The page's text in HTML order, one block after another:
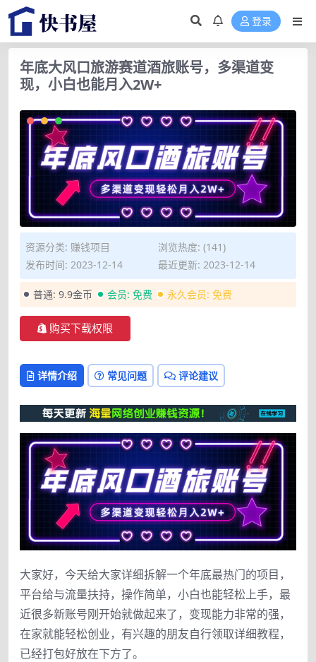
登录
年底大风口旅游赛道酒旅账号，多渠道变
现，小白也能月入2W+
资源分类: 赚钱项目
浏览热度: (141)
发布时间: 2023-12-14
最近更新: 2023-12-14
普通: 9.9金币 会员: 免费 永久会员: 免费
购买下载权限
详情介绍 常见问题 评论建议
大家好，今天给大家详细拆解一个年底最热门的项目，
平台给与流量扶持，操作简单，小白也能轻松上手，最
近很多新账号刚开始就做起来了，变现能力非常的强，
在家就能轻松创业，有兴趣的朋友自行领取详细教程，
已经打包好放在下方了。